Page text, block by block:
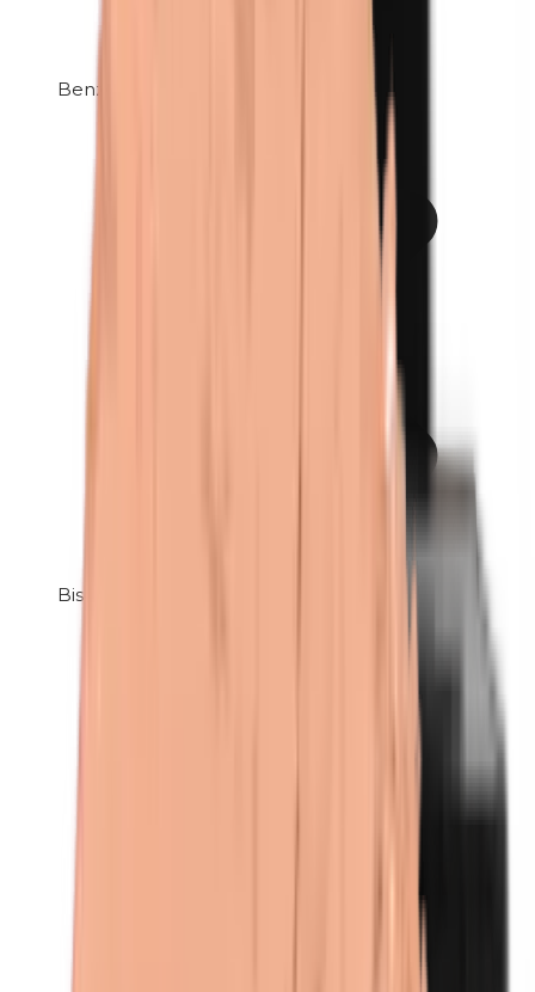
Benzylparabenen
Bismuthoxychloride